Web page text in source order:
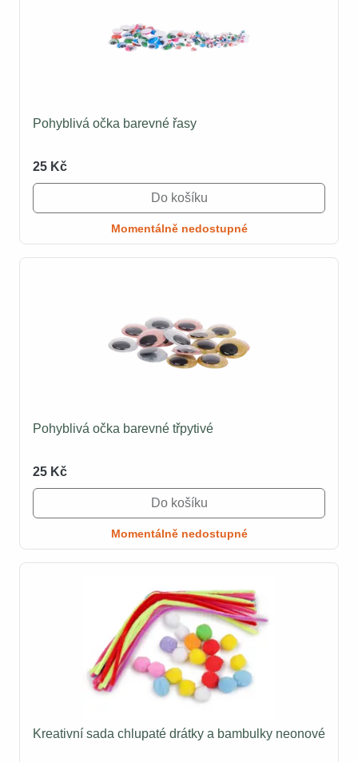
Pohyblivá očka barevné řasy
25 Kč
Do košíku
Momentálně nedostupné
Pohyblivá očka barevné třpytivé
25 Kč
Do košíku
Momentálně nedostupné
Kreativní sada chlupaté drátky a bambulky neonové